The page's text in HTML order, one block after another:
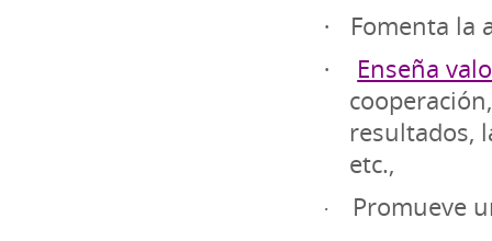
· Fomenta la
·
Enseña
resultados,
etc.,
·
Promueve